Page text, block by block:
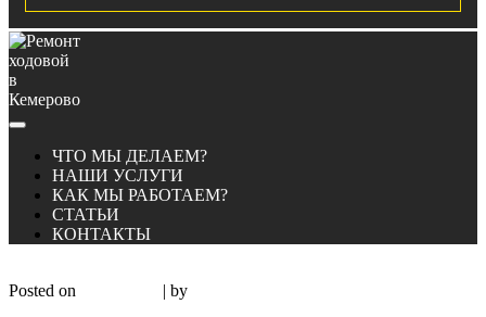
Skip
to
content
ЧТО МЫ ДЕЛАЕМ?
НАШИ УСЛУГИ
КАК МЫ РАБОТАЕМ?
СТАТЬИ
КОНТАКТЫ
Posted on | by